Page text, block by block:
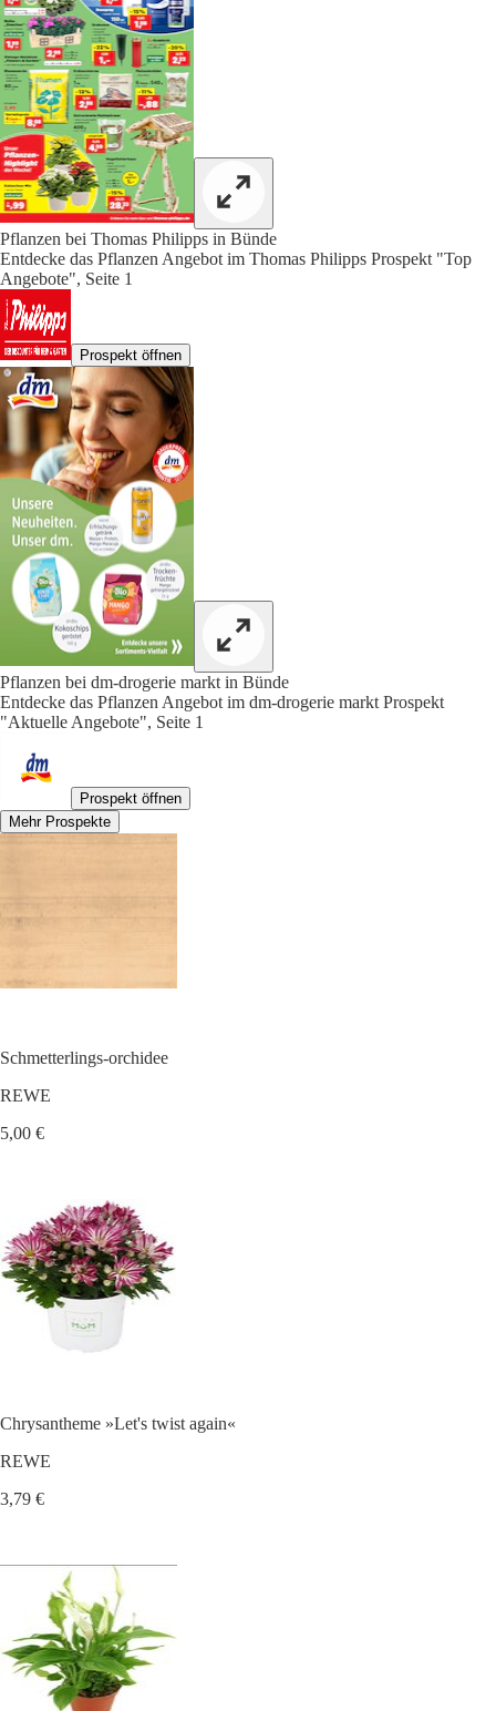
Pflanzen bei Thomas Philipps in Bünde
Entdecke das Pflanzen Angebot im Thomas Philipps Prospekt "Top
Angebote", Seite 1
Prospekt öffnen
Pflanzen bei dm-drogerie markt in Bünde
Entdecke das Pflanzen Angebot im dm-drogerie markt Prospekt
"Aktuelle Angebote", Seite 1
Prospekt öffnen
Mehr Prospekte
Schmetterlings-orchidee
REWE
5,00 €
Chrysantheme »Let's twist again«
REWE
3,79 €